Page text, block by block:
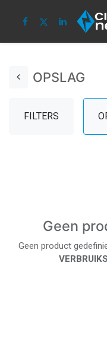
OPSLAG
FILTERS
Geen
Geen product